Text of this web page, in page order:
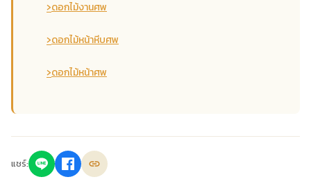
›ดอกไม้งานศพ
›ดอกไม้หน้าหีบศพ
›ดอกไม้หน้าศพ
แชร์: